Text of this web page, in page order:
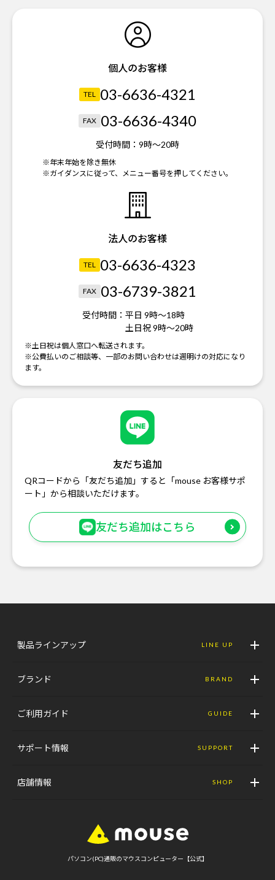
個人のお客様
TEL 03-6636-4321
FAX 03-6636-4340
受付時間： 9時～20時
※年末年始を除き無休
※ガイダンスに従って、メニュー番号を押してください。
法人のお客様
TEL 03-6636-4323
FAX 03-6739-3821
受付時間： 平日 9時～18時
土日祝 9時～20時
※土日祝は個人窓口へ転送されます。
※公費払いのご相談等、一部のお問い合わせは週明けの対応になり
ます。
友だち追加
QRコードから「友だち追加」すると「mouse お客様サポ
ート」から相談いただけます。
友だち追加はこちら
製品ラインアップ LINE UP
ブランド BRAND
ご利用ガイド GUIDE
サポート情報 SUPPORT
店舗情報 SHOP
パソコン(PC)通販のマウスコンピューター【公式】